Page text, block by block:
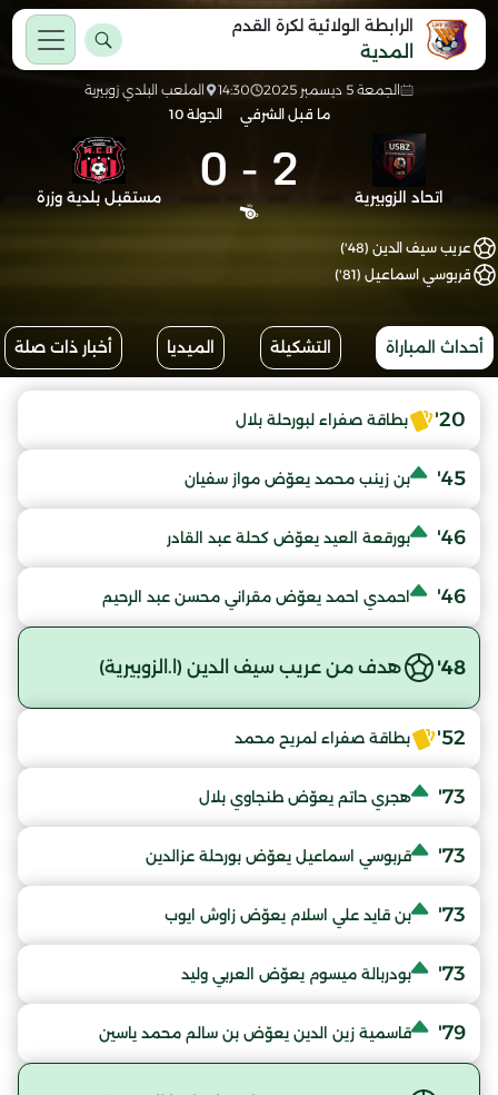
الرابطة الولائية لكرة القدم
المدية
الجمعة 5 ديسمبر 2025 14:30
الملعب البلدي زوبيرية
ما قبل الشرفي
الجولة 10
اتحاد الزوبيرية 2
-
0 مستقبل بلدية وزرة
عريب سيف الدين (48')
قربوسي اسماعيل (81')
أحداث المباراة التشكيلة الميديا أخبار ذات صلة
20' بطاقة صفراء لبورحلة بلال
45' بن زينب محمد يعوّض مواز سفيان
46' بورقعة العيد يعوّض كحلة عبد القادر
46' احمدي احمد يعوّض مقراني محسن عبد الرحيم
48' هدف من عريب سيف الدين (ا.الزوبيرية)
52' بطاقة صفراء لمريح محمد
73' هجري حاتم يعوّض طنجاوي بلال
73' قربوسي اسماعيل يعوّض بورحلة عزالدين
73' بن قايد علي اسلام يعوّض زاوش ايوب
73' بودربالة ميسوم يعوّض العربي وليد
79' قاسمية زين الدين يعوّض بن سالم محمد ياسين